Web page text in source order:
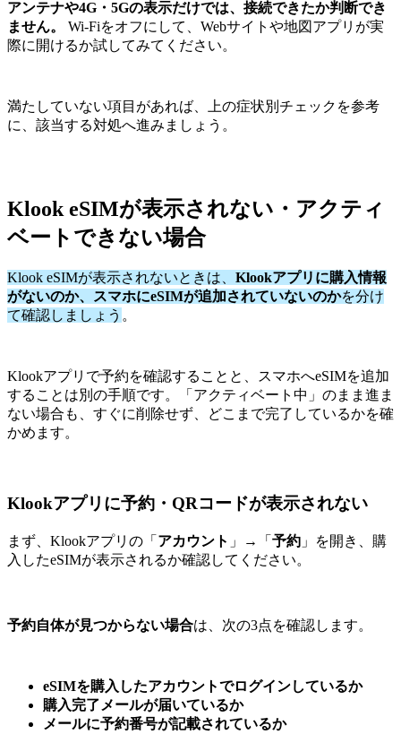
アンテナや4G・5Gの表示だけでは、接続できたか判断でき
ません。
Wi-Fiをオフにして、Webサイトや地図アプリが実
際に開けるか試してみてください。
満たしていない項目があれば、上の症状別チェックを参考
に、該当する対処へ進みましょう。
Klook eSIMが表示されない・アクティ
ベートできない場合
Klook eSIMが表示されないときは、 Klookアプリに購入情報
がないのか、スマホにeSIMが追加されていないのかを分け
て確認しましょう 。
Klookアプリで予約を確認することと、スマホへeSIMを追加
することは別の手順です。「アクティベート中」のまま進ま
ない場合も、すぐに削除せず、どこまで完了しているかを確
かめます。
Klookアプリに予約・QRコードが表示されない
まず、Klookアプリの「 アカウント 」→「 予約 」を開き、購
入したeSIMが表示されるか確認してください。
予約自体が見つからない場合は、次の3点を確認します。
eSIMを購入したアカウントでログインしているか
購入完了メールが届いているか
メールに予約番号が記載されているか